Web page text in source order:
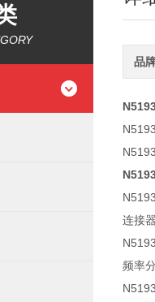
品
连接
频率